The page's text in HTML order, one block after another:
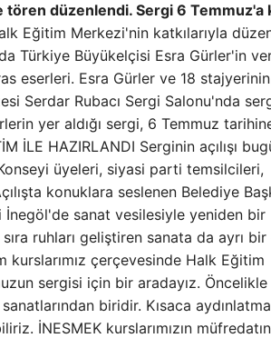
düzenlendi. Sergi 6 Temmuz'a
Eğitim Merkezi'nin katkılarıyla
Türkiye Büyükelçisi Esra Gürler'in
eserleri. Esra Gürler ve 18
Serdar Rubacı Sergi Salonu'nda
yer aldığı sergi, 6 Temmuz
İLE HAZIRLANDI Serginin açılışı
üyeleri, siyasi parti temsilcileri,
konuklara seslenen Belediye
İnegöl'de sanat vesilesiyle yeniden bir
ruhları geliştiren sanata da ayrı bir
kurslarımız çerçevesinde Halk Eğitim
sergisi için bir aradayız. Öncelikle
biridir. Kısaca
İNESMEK kurslarımızın